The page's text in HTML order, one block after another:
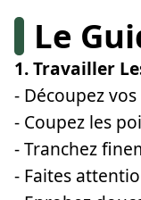
Le
1. Travailler
- Découpez
- Coupez les
- Tranchez
- Faites